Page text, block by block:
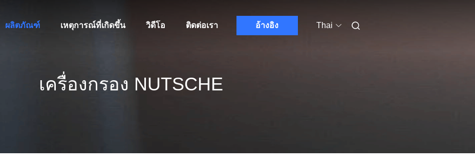
ผลิตภัณฑ์ เหตุการณ์ที่เกิดขึ้น วิดีโอ ติดต่อเรา อ้างอิง Thai
เครื่องกรอง NUTSCHE